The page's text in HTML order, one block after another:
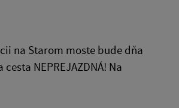
na Starom moste bude dňa
NEPREJAZDNÁ! Na